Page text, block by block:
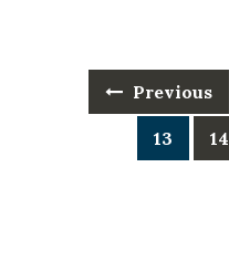
navigation
Previous
13 14